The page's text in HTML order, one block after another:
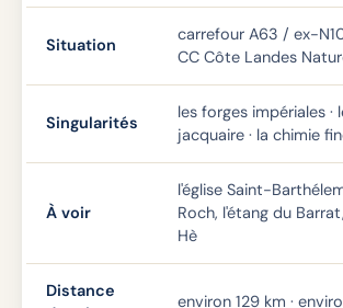
Situation
carrefour A63 / ex-
CC Côte Landes
Singularités
les forges impériales ·
jacquaire · la chimie
À voir
l'église Saint-
Roch, l'étang du
Hè
Distance
environ 129 km ·